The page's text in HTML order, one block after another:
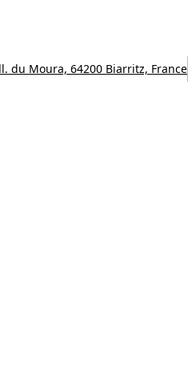
du Moura, 64200 Biarritz, France